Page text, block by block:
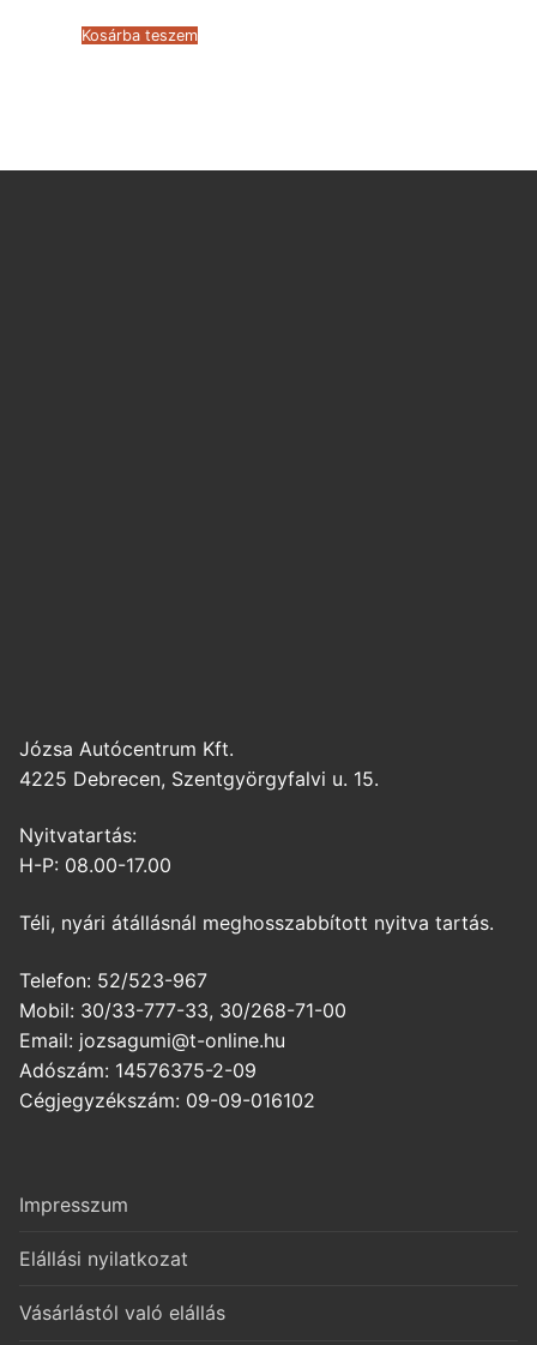
204.064 Ft.
Kosárba teszem
Józsa Autócentrum Kft.
4225 Debrecen, Szentgyörgyfalvi u. 15.
Nyitvatartás:
H-P: 08.00-17.00
Téli, nyári átállásnál meghosszabbított nyitva tartás.
Telefon: 52/523-967
Mobil: 30/33-777-33, 30/268-71-00
Email: jozsagumi@t-online.hu
Adószám: 14576375-2-09
Cégjegyzékszám: 09-09-016102
Impresszum
Elállási nyilatkozat
Vásárlástól való elállás